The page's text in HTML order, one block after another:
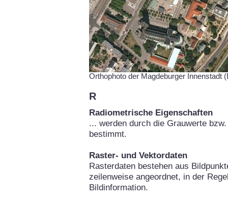
Orthophoto der Magdeburger Innenstadt
R
Radiometrische Eigenschaften
... werden durch die Grauwerte
bestimmt.
Raster- und Vektordaten
Rasterdaten bestehen aus
zeilenweise angeordnet, in der
Bildinformation.